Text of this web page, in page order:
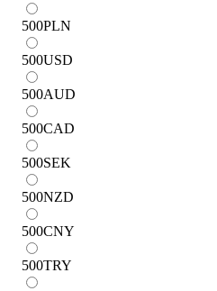
500PLN
500USD
500AUD
500CAD
500SEK
500NZD
500CNY
500TRY